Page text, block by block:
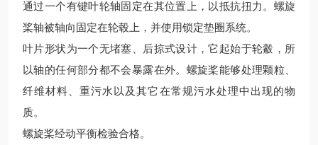
通过一个有键叶轮轴固定在其位置上，以抵抗扭力。螺旋
桨轴被轴向固定在轮毂上，并使用锁定垫圈系统。
叶片形状为一个无堵塞、后掠式设计，它起始于轮觳，所
以轴的任何部分都不会暴露在外。螺旋桨能够处理颗粒、
纤维材料、重污水以及其它在常规污水处理中出现的物
质。
螺旋桨经动平衡检验合格。